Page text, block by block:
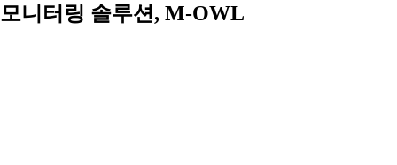
모니터링 솔루션, M-OWL